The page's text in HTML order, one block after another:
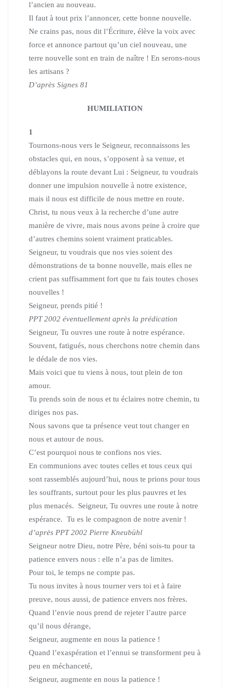
l’ancien au nouveau.
Il faut à tout prix l’annoncer, cette bonne nouvelle.
Ne crains pas, nous dit l’Écriture, élève la voix avec
force et annonce partout qu’un ciel nouveau, une
terre nouvelle sont en train de naître ! En serons-nous
les artisans ?
D’après Signes 81
HUMILIATION
1
Tournons-nous vers le Seigneur, reconnaissons les
obstacles qui, en nous, s’opposent à sa venue, et
déblayons la route devant Lui : Seigneur, tu voudrais
donner une impulsion nouvelle à notre existence,
mais il nous est difficile de nous mettre en route.
Christ, tu nous veux à la recherche d’une autre
manière de vivre, mais nous avons peine à croire que
d’autres chemins soient vraiment praticables.
Seigneur, tu voudrais que nos vies soient des
démonstrations de ta bonne nouvelle, mais elles ne
crient pas suffisamment fort que tu fais toutes choses
nouvelles !
Seigneur, prends pitié !
PPT 2002 éventuellement après la prédication
Seigneur, Tu ouvres une route à notre espérance.
Souvent, fatigués, nous cherchons notre chemin dans
le dédale de nos vies.
Mais voici que tu viens à nous, tout plein de ton
amour.
Tu prends soin de nous et tu éclaires notre chemin, tu
diriges nos pas.
Nous savons que ta présence veut tout changer en
nous et autour de nous.
C’est pourquoi nous te confions nos vies.
En communions avec toutes celles et tous ceux qui
sont rassemblés aujourd’hui, nous te prions pour tous
les souffrants, surtout pour les plus pauvres et les
plus menacés. Seigneur, Tu ouvres une route à notre
espérance. Tu es le compagnon de notre avenir !
d’après PPT 2002 Pierre Kneubühl
Seigneur notre Dieu, notre Père, béni sois-tu pour ta
patience envers nous : elle n’a pas de limites.
Pour toi, le temps ne compte pas.
Tu nous invites à nous tourner vers toi et à faire
preuve, nous aussi, de patience envers nos frères.
Quand l’envie nous prend de rejeter l’autre parce
qu’il nous dérange,
Seigneur, augmente en nous la patience !
Quand l’exaspération et l’ennui se transforment peu à
peu en méchanceté,
Seigneur, augmente en nous la patience !